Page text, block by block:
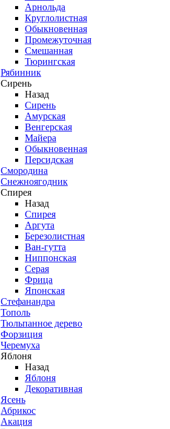
Арнольда
Круглолистная
Обыкновенная
Промежуточная
Смешанная
Тюрингская
Рябинник
Сирень
Назад
Сирень
Амурская
Венгерская
Майера
Обыкновенная
Персидская
Смородина
Снежноягодник
Спирея
Назад
Спирея
Аргута
Березолистная
Ван-гутта
Ниппонская
Серая
Фрица
Японская
Стефанандра
Тополь
Тюльпанное дерево
Форзиция
Черемуха
Яблоня
Назад
Яблоня
Декоративная
Ясень
Абрикос
Акация